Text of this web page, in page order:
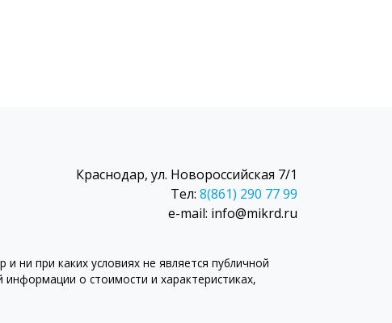
Краснодар, ул. Новороссийская 7/1
Тел: 8(861) 290 77 99
e-mail: info@mikrd.ru
ни при каких условиях не является публичной
о стоимости и характеристиках,